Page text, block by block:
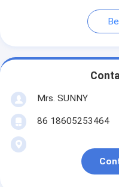
Mrs. SUNNY
86 18605253464